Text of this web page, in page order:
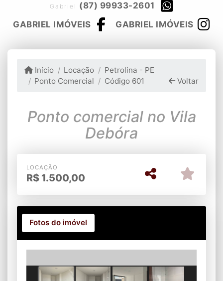
Gabriel (87) 99933-2601
GABRIEL IMÓVEIS
GABRIEL IMÓVEIS
Início Locação
Petrolina - PE
Ponto Comercial
Código 601 Voltar
Ponto comercial no Vila
Debóra
LOCAÇÃO
R$ 1.500,00
Fotos do imóvel